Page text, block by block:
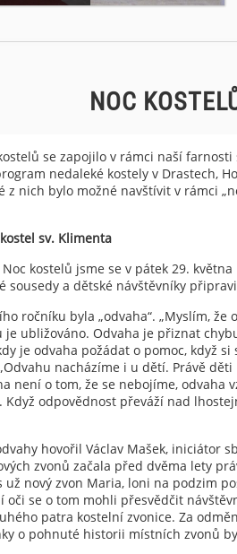
NOC
se zapojilo v rámci naší
nedaleké kostely v Drastech,
z nich bylo možné navštívit v rámci
sv. Klimenta
kostelů jsme se v pátek 29.
sousedy a dětské návštěvníky
ročníku byla „odvaha“. „Myslím, že
je ubližováno. Odvaha je přiznat
je odvaha požádat o pomoc, když
nacházíme i u dětí. Právě
není o tom, že se nebojíme, odvaha
Když odpovědnost převáží nad
hovořil Václav Mašek, iniciátor
zvonů začala před dvěma lety
už nový zvon Maria, loni na podzim
oči se o tom mohli přesvědčit
patra kostelní zvonice. Za
o pohnuté historii místních zvonů